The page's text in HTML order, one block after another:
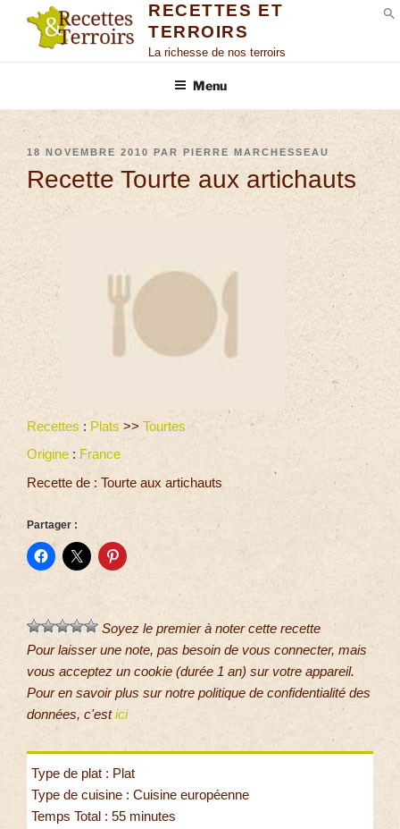
RECETTES ET
TERROIRS
La richesse de nos terroirs
Menu
18 NOVEMBRE 2010 PAR PIERRE MARCHESSEAU
Recette Tourte aux artichauts
Recettes : Plats >> Tourtes
Origine : France
Recette de : Tourte aux artichauts
Partager :
Soyez le premier à noter cette recette
Pour laisser une note, pas besoin de vous connecter, mais
vous acceptez un cookie (durée 1 an) sur votre appareil.
Pour en savoir plus sur notre politique de confidentialité des
données, c'estici
Type de plat : Plat
Type de cuisine : Cuisine européenne
Temps Total : 55 minutes